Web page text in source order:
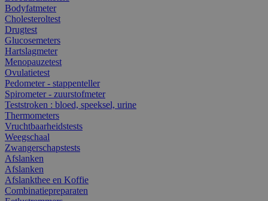
Bodyfatmeter
Cholesteroltest
Drugtest
Glucosemeters
Hartslagmeter
Menopauzetest
Ovulatietest
Pedometer - stappenteller
Spirometer - zuurstofmeter
Teststroken : bloed, speeksel, urine
Thermometers
Vruchtbaarheidstests
Weegschaal
Zwangerschapstests
Afslanken
Afslanken
Afslankthee en Koffie
Combinatiepreparaten